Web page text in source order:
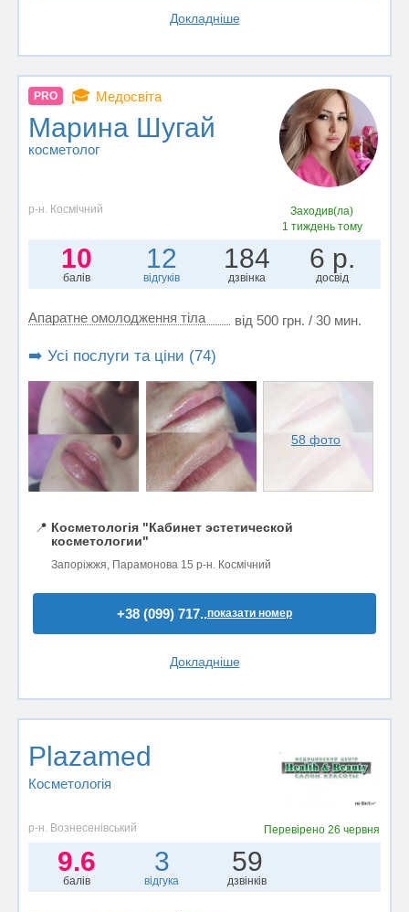
Докладніше
PRO 🎓 Медосвіта
Марина Шугай
косметолог
р-н. Космічний
Заходив(ла)
1 тиждень тому
10
балів
12
відгуків
184
дзвінка
6 р.
досвід
Апаратне омолодження тіла від 500 грн. / 30 мин.
➡️ Усі послуги та ціни (74)
58 фото
📍 Косметологія "Кабинет эстетической
косметологии"
Запоріжжя, Парамонова 15 р-н. Космічний
+38 (099) 717..показати номер
Докладніше
Plazamed
Косметологія
р-н. Вознесенівський Перевірено26 червня
9.6
балів
3
відгука
59
дзвінків